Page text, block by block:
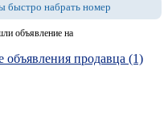
быстро набрать номер
объявление на
объявления продавца (1)